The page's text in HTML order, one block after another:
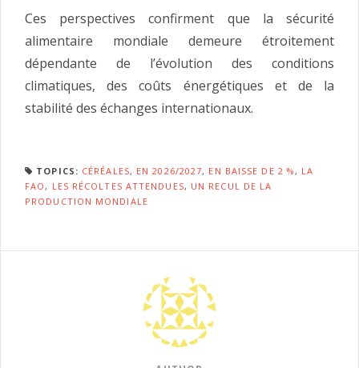
Ces perspectives confirment que la sécurité
alimentaire mondiale demeure étroitement
dépendante de l’évolution des conditions
climatiques, des coûts énergétiques et de la
stabilité des échanges internationaux.
TOPICS: CÉRÉALES, EN 2026/2027, EN BAISSE DE 2 % , LA
FAO , LES RÉCOLTES ATTENDUES, UN RECUL DE LA
PRODUCTION MONDIALE